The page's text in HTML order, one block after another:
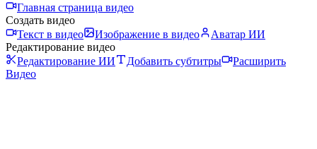
Главная страница видео
Создать видео
Текст в видео
Изображение в видео
Аватар ИИ
Редактирование видео
Редактирование ИИ
Добавить субтитры
Расширить
Видео